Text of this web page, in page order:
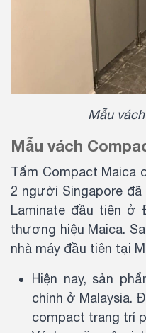
Mẫu
Mẫu vách
Tấm Compact Maica
2 người Singapore
Laminate đầu tiên ở
thương hiệu Maica.
nhà máy đầu tiên tại
Hiện nay, sản
chính ở Malaysia.
compact trang trí